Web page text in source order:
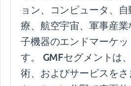
ョン、コンピュータ、
療、航空宇宙、軍事産
子機器のエンドマーケッ
す。 GMFセグメントは
術、およびサービスをさ